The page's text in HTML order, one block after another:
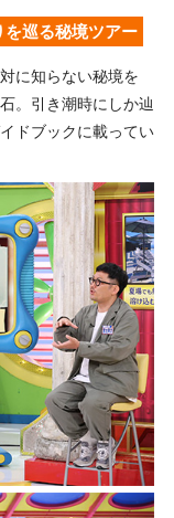
巡る秘境ツアー
に知らない秘境を
。引き潮時にしか辿
ドブックに載ってい